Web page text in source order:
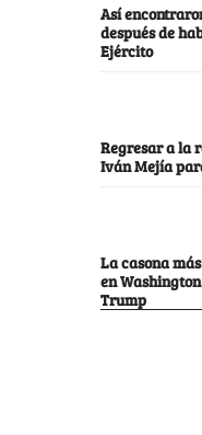
Así
después de
Ejército
Regresar a la
Iván Mejía
La casona
en
Trump